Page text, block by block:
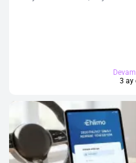
3 ay